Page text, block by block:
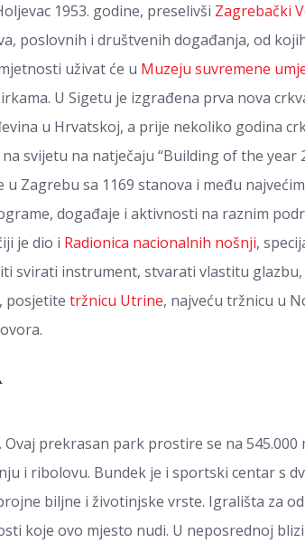
1953. godine, preselivši Zagrebački
poslovnih i društvenih događanja, od
uživat će u Muzeju suvremene
U Sigetu je izgrađena prva nova
u Hrvatskoj, a prije nekoliko godina
svijetu na natječaju “Building of the year
u Zagrebu sa 1169 stanova i među
događaje i aktivnosti na raznim
je dio i Radionica nacionalnih nošnji,
svirati instrument, stvarati vlastitu
posjetite tržnicu Utrine, najveću tržnicu u
. Ovaj prekrasan park prostire se na
i ribolovu. Bundek je i sportski centar s
biljne i životinjske vrste. Igrališta za
koje ovo mjesto nudi. U neposrednoj